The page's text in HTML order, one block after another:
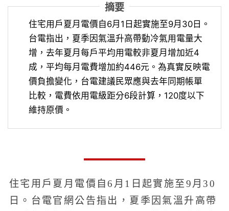
摘要
住宅用戶夏月電價自6月1日起實施至9月30日。
台電指出，夏季因氣溫升高帶動冷氣用電量大
增，去年夏月每戶平均用電較非夏月增加近4
成，平均每月電費增加約446元。為真實反映電
價負擔變化，台電建議民眾應與去年同期帳單
比較，電費依用電級距分6段計算，120度以下
維持原價。
住宅用戶夏月電價自6月1日起實施至9月30
日。台電官網公告指出，夏季因氣溫升高帶